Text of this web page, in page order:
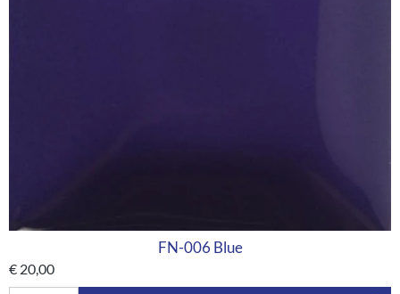
FN-006 Blue
€ 20,00